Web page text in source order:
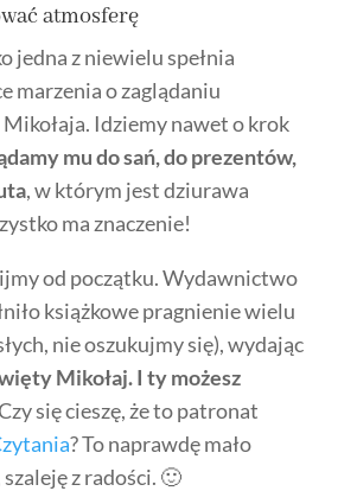
atmosferę
jedna z niewielu spełnia
marzenia o zaglądaniu
Idziemy nawet o krok
mu do sań, do prezentów,
, w którym jest dziurawa
ma znaczenie!
od początku. Wydawnictwo
książkowe pragnienie wielu
nie oszukujmy się), wydając
Mikołaj. I ty możesz
Czy się cieszę, że to patronat
? To naprawdę mało
z radości. 🙂